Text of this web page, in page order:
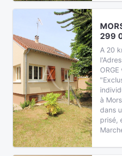
299
A 20
à
dans
prisé,